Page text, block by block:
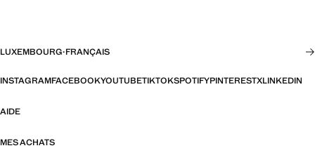
LUXEMBOURG·FRANÇAIS
INSTAGRAMFACEBOOKYOUTUBETIKTOKSPOTIFYPINTERESTXLINKEDIN
AIDE
MES ACHATS